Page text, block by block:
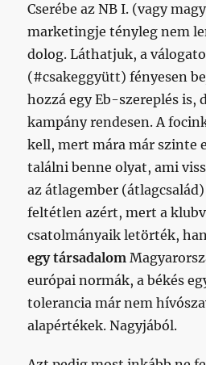
Cserébe az NB I. (vagy
marketingje tényleg nem
dolog. Láthatjuk, a
(#csakeggyütt) fényesen
hozzá egy Eb-szereplés is,
kampány rendesen. A
kell, mert mára már szinte
találni benne olyat, ami
az átlagember
feltétlen azért, mert a
csatolmányaik letörték,
egy társadalom
európai normák, a békés
tolerancia már nem
alapértékek. Nagyjából.